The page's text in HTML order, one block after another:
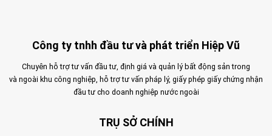
Công ty tnhh đầu tư và phát triển Hiệp Vũ
Chuyên hỗ trợ tư vấn đầu tư, định giá và quản lý bất động sản trong
và ngoài khu công nghiệp, hỗ trợ tư vấn pháp lý, giấy phép giấy chứng nhận
đầu tư cho doanh nghiệp nước ngoài
TRỤ SỞ CHÍNH